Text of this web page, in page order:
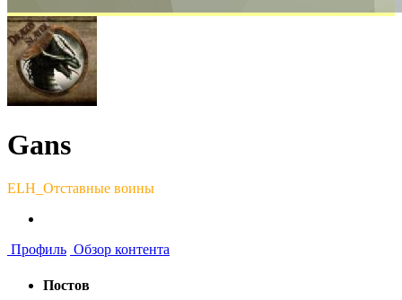
Gans
ELH_Отставные воины
Профиль Обзор контента
Постов